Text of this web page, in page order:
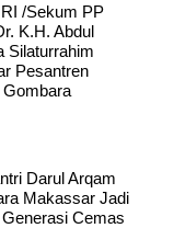
/Sekum PP
K.H. Abdul
Silaturrahim
Pesantren
Darul Arqam
Makassar Jadi
Cemas